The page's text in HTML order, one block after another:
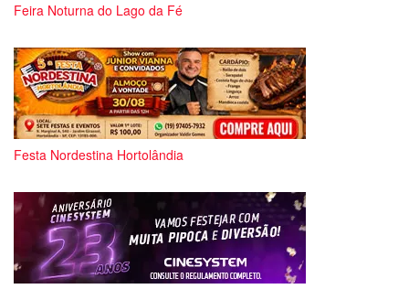
Feira Noturna do Lago da Fé
Festa Nordestina Hortolândia